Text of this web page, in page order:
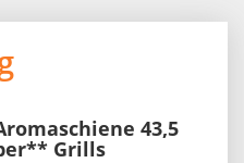
43,5
Grills